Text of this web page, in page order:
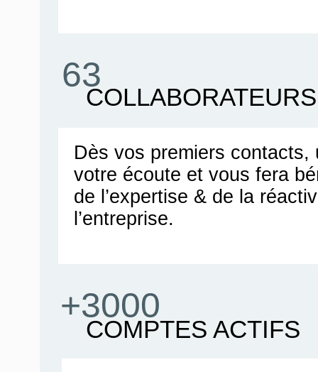
+3000
63
COLLABORATEURS
Dès vos premiers contacts,
votre écoute et vous fera
de l’expertise & de la
l’entreprise.
COMPTES ACTIFS